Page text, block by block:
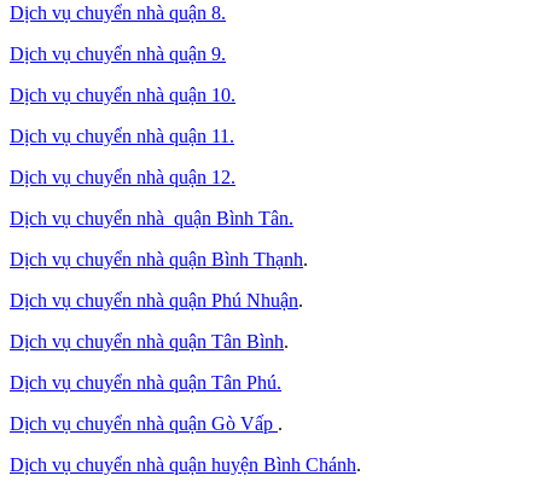
Dịch vụ chuyển nhà quận 8.
Dịch vụ chuyển nhà quận 9.
Dịch vụ chuyển nhà quận 10.
Dịch vụ chuyển nhà quận 11.
Dịch vụ chuyển nhà quận 12.
Dịch vụ chuyển nhà quận Bình Tân.
Dịch vụ chuyển nhà quận Bình Thạnh.
Dịch vụ chuyển nhà quận Phú Nhuận.
Dịch vụ chuyển nhà quận Tân Bình.
Dịch vụ chuyển nhà quận Tân Phú.
Dịch vụ chuyển nhà quận Gò Vấp .
Dịch vụ chuyển nhà quận huyện Bình Chánh.